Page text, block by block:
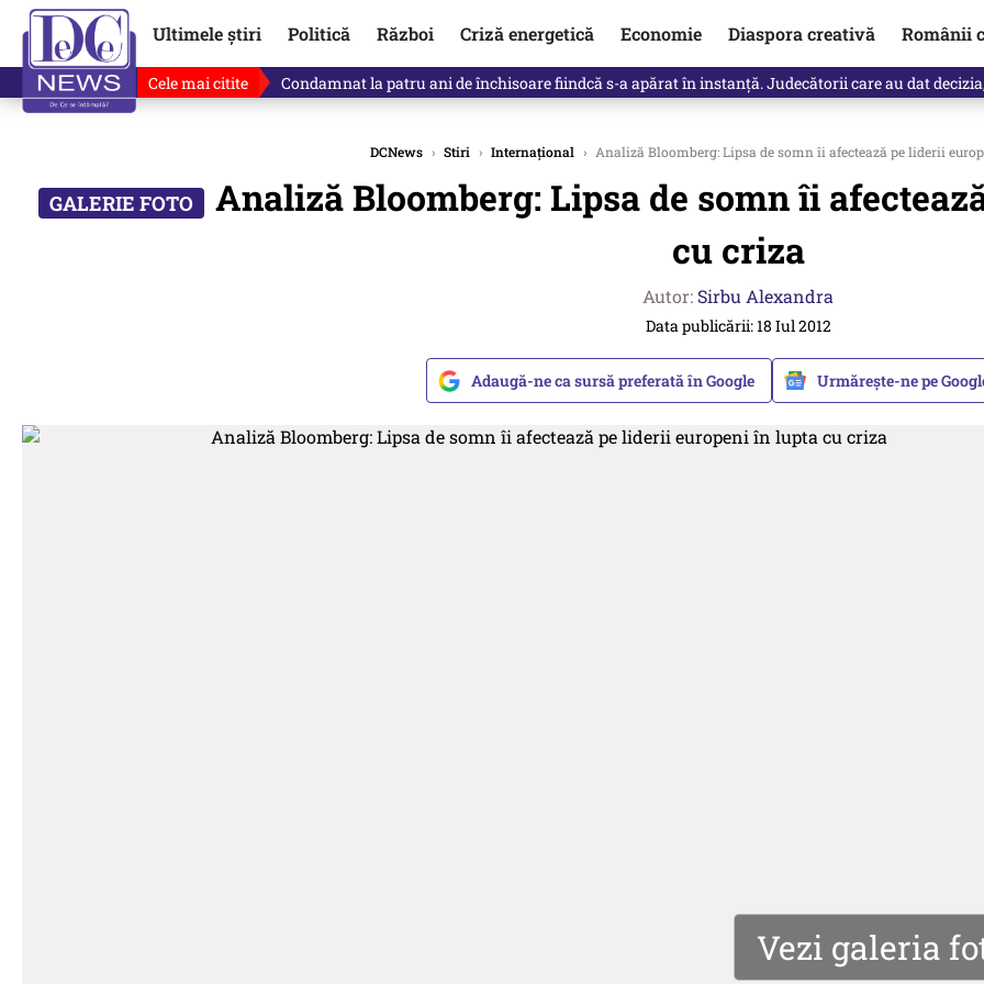
Ultimele știri Politică Război Criză energetică Economie Diaspora creativă Românii
Cele mai citite Singurul lucru care l-ar putea clinti pe Ilie Bolojan de la Palatul Victoria. Verdictul lui Bogdan
DCNews › Stiri › Internațional › Analiză Bloomberg: Lipsa de somn îi afectează pe liderii
Analiză Bloomberg: Lipsa de somn îi
cu criza
Autor: Sirbu Alexandra
Data publicării: 18 Iul 2012
Adaugă-ne ca sursă preferată în Google Urmărește-ne pe
Vezi galeria